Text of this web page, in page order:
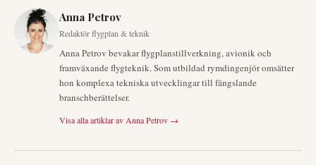
Anna Petrov
Redaktör flygplan & teknik
Anna Petrov bevakar flygplanstillverkning, avionik och
framväxande flygteknik. Som utbildad rymdingenjör omsätter
hon komplexa tekniska utvecklingar till fängslande
branschberättelser.
Visa alla artiklar av Anna Petrov →